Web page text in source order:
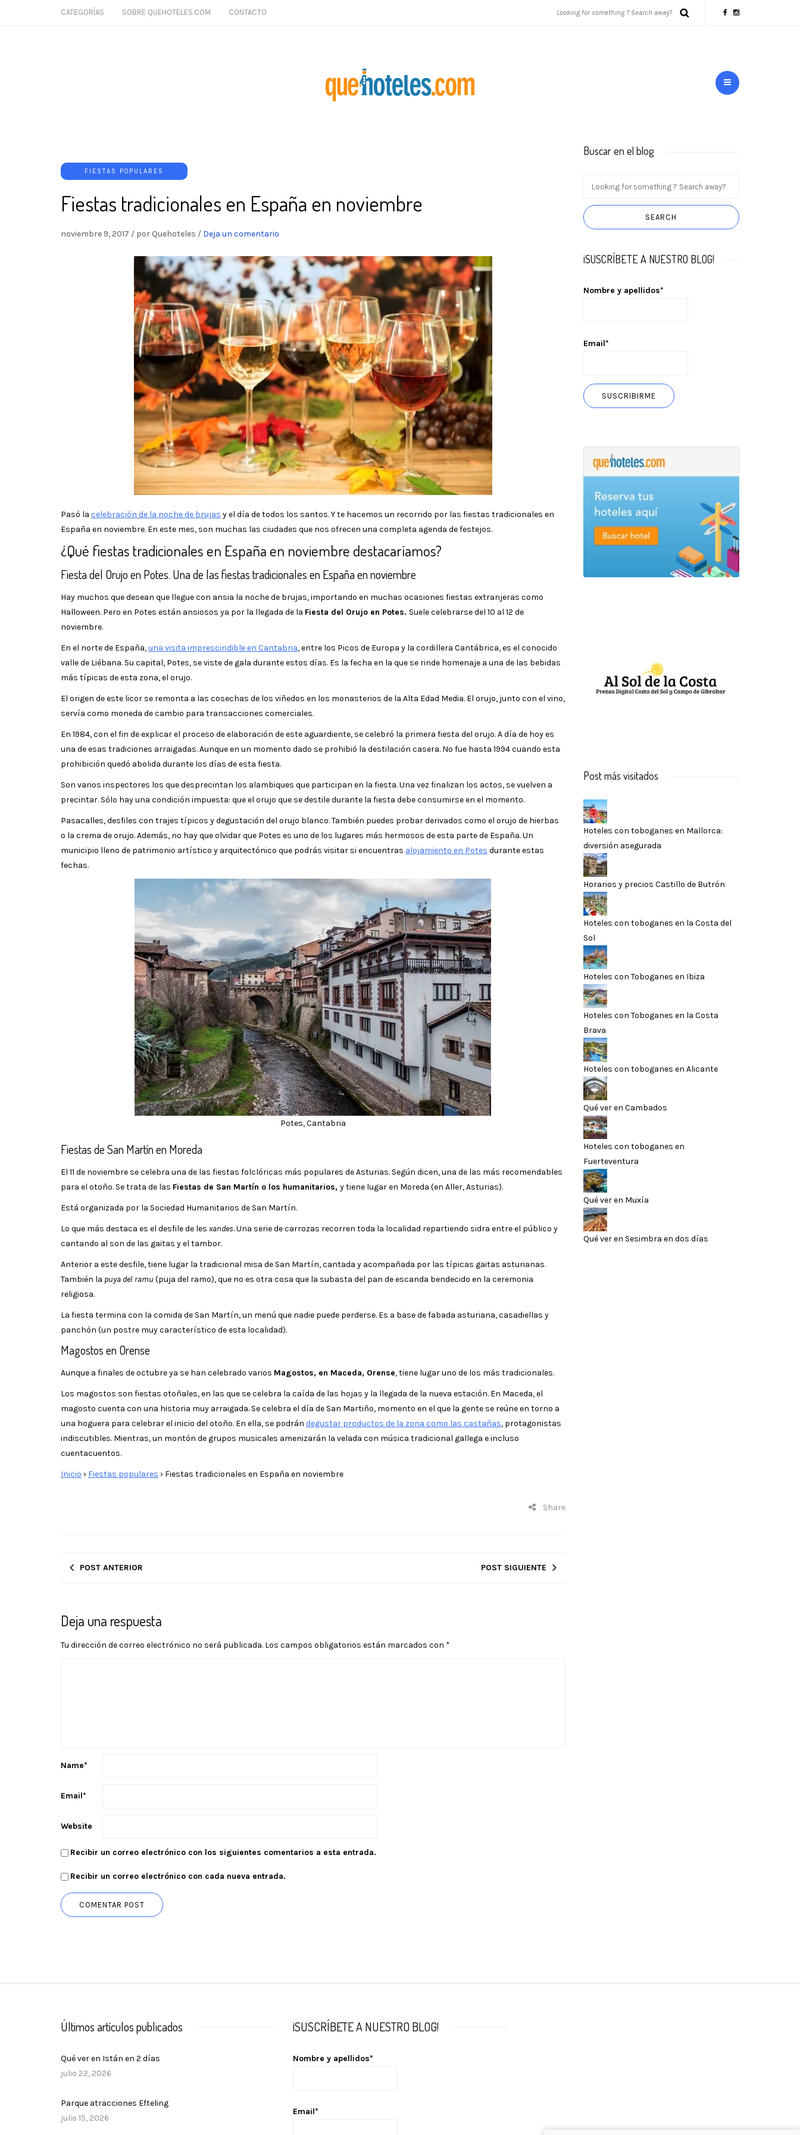
CATEGORÍAS SOBRE QUEHOTELES.COM CONTACTO
FIESTAS POPULARES
Fiestas tradicionales en España en noviembre
noviembre 9, 2017 / por Quehoteles / Deja un comentario
Pasó la celebración de la noche de brujas y el día de todos los santos. Y te hacemos un recorrido por las fiestas tradicionales en
España en noviembre. En este mes, son muchas las ciudades que nos ofrecen una completa agenda de festejos.
¿Qué fiestas tradicionales en España en noviembre destacaríamos?
Fiesta del Orujo en Potes. Una de las fiestas tradicionales en España en noviembre
Hay muchos que desean que llegue con ansia la noche de brujas, importando en muchas ocasiones fiestas extranjeras como
Halloween. Pero en Potes están ansiosos ya por la llegada de la Fiesta del Orujo en Potes. Suele celebrarse del 10 al 12 de
noviembre.
En el norte de España,una visita imprescindible en Cantabria, entre los Picos de Europa y la cordillera Cantábrica, es el conocido
valle de Liébana. Su capital, Potes, se viste de gala durante estos días. Es la fecha en la que se rinde homenaje a una de las bebidas
más típicas de esta zona, el orujo.
El origen de este licor se remonta a las cosechas de los viñedos en los monasterios de la Alta Edad Media. El orujo, junto con el vino,
servía como moneda de cambio para transacciones comerciales.
En 1984, con el fin de explicar el proceso de elaboración de este aguardiente, se celebró la primera fiesta del orujo. A día de hoy es
una de esas tradiciones arraigadas. Aunque en un momento dado se prohibió la destilación casera. No fue hasta 1994 cuando esta
prohibición quedó abolida durante los días de esta fiesta.
Son varios inspectores los que desprecintan los alambiques que participan en la fiesta. Una vez finalizan los actos, se vuelven a
precintar. Sólo hay una condición impuesta: que el orujo que se destile durante la fiesta debe consumirse en el momento.
Pasacalles, desfiles con trajes típicos y degustación del orujo blanco. También puedes probar derivados como el orujo de hierbas
o la crema de orujo. Además, no hay que olvidar que Potes es uno de los lugares más hermosos de esta parte de España. Un
municipio lleno de patrimonio artístico y arquitectónico que podrás visitar si encuentras alojamiento en Potes durante estas
fechas.
Potes, Cantabria
Fiestas de San Martín en Moreda
El 11 de noviembre se celebra una de las fiestas folclóricas más populares de Asturias. Según dicen, una de las más recomendables
para el otoño. Se trata de las Fiestas de San Martín o los humanitarios, y tiene lugar en Moreda (en Aller, Asturias).
Está organizada por la Sociedad Humanitarios de San Martín.
Lo que más destaca es el desfile de les xandes. Una serie de carrozas recorren toda la localidad repartiendo sidra entre el público y
cantando al son de las gaitas y el tambor.
Anterior a este desfile, tiene lugar la tradicional misa de San Martín, cantada y acompañada por las típicas gaitas asturianas.
También la puya del ramu (puja del ramo), que no es otra cosa que la subasta del pan de escanda bendecido en la ceremonia
religiosa.
La fiesta termina con la comida de San Martín, un menú que nadie puede perderse. Es a base de fabada asturiana, casadiellas y
panchón (un postre muy característico de esta localidad).
Magostos en Orense
Aunque a finales de octubre ya se han celebrado varios Magostos, en Maceda, Orense, tiene lugar uno de los más tradicionales.
Los magostos son fiestas otoñales, en las que se celebra la caída de las hojas y la llegada de la nueva estación. En Maceda, el
magosto cuenta con una historia muy arraigada. Se celebra el día de San Martiño, momento en el que la gente se reúne en torno a
una hoguera para celebrar el inicio del otoño. En ella, se podrán degustar productos de la zona como las castañas, protagonistas
indiscutibles. Mientras, un montón de grupos musicales amenizarán la velada con música tradicional gallega e incluso
cuentacuentos.
Inicio › Fiestas populares › Fiestas tradicionales en España en noviembre
Share
POST ANTERIOR POST SIGUIENTE
Deja una respuesta
Tu dirección de correo electrónico no será publicada. Los campos obligatorios están marcados con *
Name*
Email*
Website
Recibir un correo electrónico con los siguientes comentarios a esta entrada.
Recibir un correo electrónico con cada nueva entrada.
Buscar en el blog
¡SUSCRÍBETE A NUESTRO BLOG!
Nombre y apellidos*
Email*
Post más visitados
Hoteles con toboganes en Mallorca:
diversión asegurada
Horarios y precios Castillo de Butrón
Hoteles con toboganes en la Costa del
Sol
Hoteles con Toboganes en Ibiza
Hoteles con Toboganes en la Costa
Brava
Hoteles con toboganes en Alicante
Qué ver en Cambados
Hoteles con toboganes en
Fuerteventura
Qué ver en Muxía
Qué ver en Sesimbra en dos días
Últimos artículos publicados
Qué ver en Istán en 2 días
julio 22, 2026
Parque atracciones Efteling
julio 15, 2026
¡SUSCRÍBETE A NUESTRO BLOG!
Nombre y apellidos*
Email*